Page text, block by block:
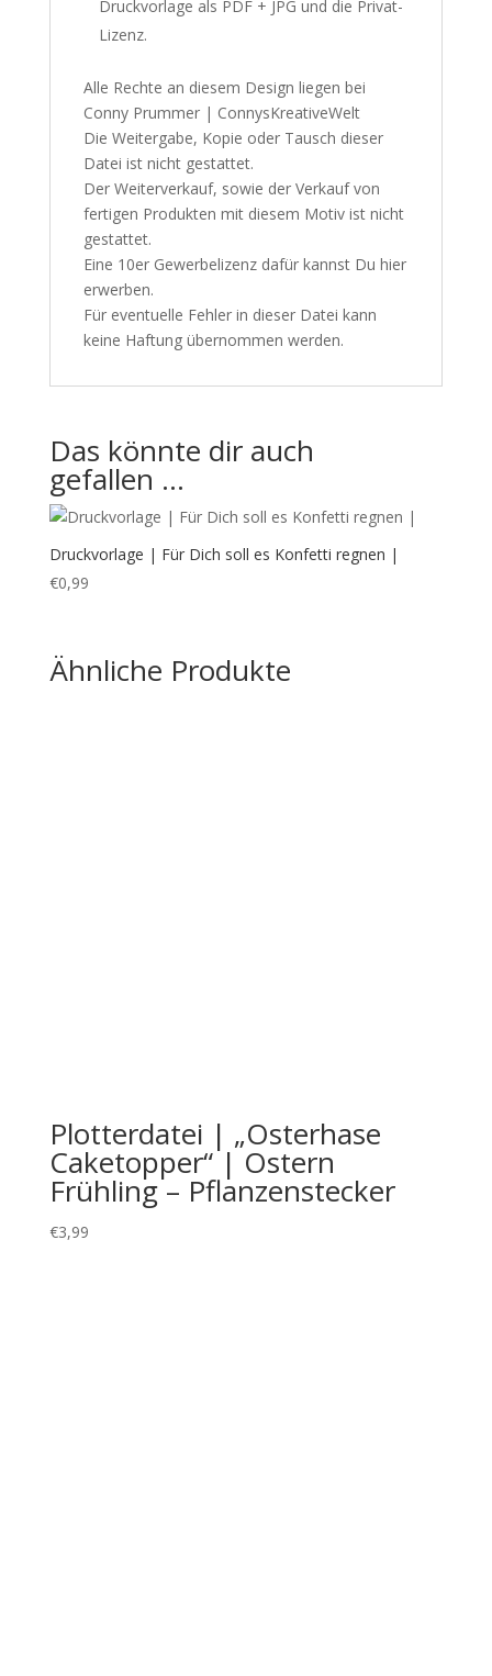
Druckvorlage als PDF + JPG und die Privat-
Lizenz.
Alle Rechte an diesem Design liegen bei
Conny Prummer | ConnysKreativeWelt
Die Weitergabe, Kopie oder Tausch dieser
Datei ist nicht gestattet.
Der Weiterverkauf, sowie der Verkauf von
fertigen Produkten mit diesem Motiv ist nicht
gestattet.
Eine 10er Gewerbelizenz dafür kannst Du hier
erwerben.
Für eventuelle Fehler in dieser Datei kann
keine Haftung übernommen werden.
Das könnte dir auch
gefallen …
Druckvorlage | Für Dich soll es Konfetti regnen |
€0,99
Ähnliche Produkte
Plotterdatei | „Osterhase
Caketopper“ | Ostern
Frühling – Pflanzenstecker
€3,99